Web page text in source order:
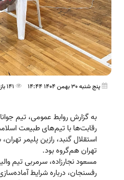
پنج شنبه 30 بهمن 1404 14:44
به گزارش روابط عمومی، تیم
رقابت‌ها با تیم‌های طبیعت
استقلال گنبد، رازین پلیمر
تهران هم‌گروه بود.
مسعود نجارزاده، سرمربی تیم
رفسنجان، درباره شرایط